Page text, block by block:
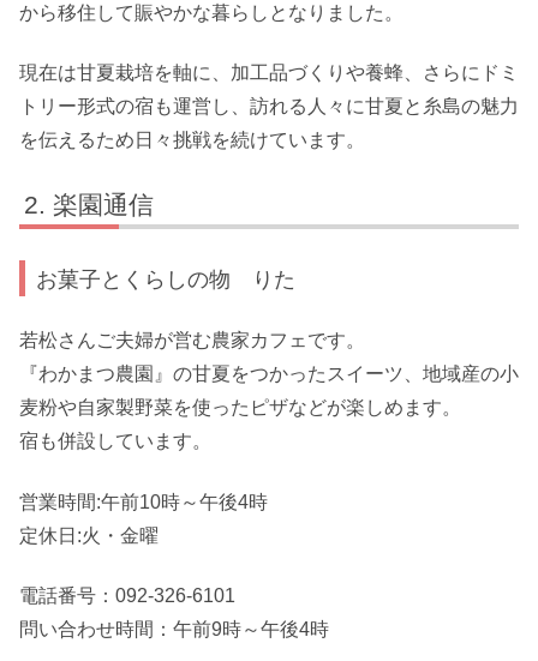
から移住して賑やかな暮らしとなりました。
現在は甘夏栽培を軸に、加工品づくりや養蜂、さらにドミ
トリー形式の宿も運営し、訪れる人々に甘夏と糸島の魅力
を伝えるため日々挑戦を続けています。
楽園通信
お菓子とくらしの物 りた
若松さんご夫婦が営む農家カフェです。
『わかまつ農園』の甘夏をつかったスイーツ、地域産の小
麦粉や自家製野菜を使ったピザなどが楽しめます。
宿も併設しています。
営業時間:午前10時～午後4時
定休日:火・金曜
電話番号：092-326-6101
問い合わせ時間：午前9時～午後4時